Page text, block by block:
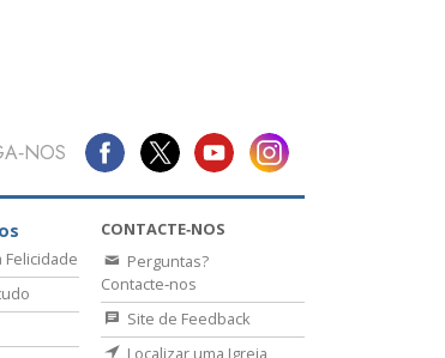
Felicidade
CONTACTE‑NOS
Perguntas?
Contacte‑nos
Site de Feedback
Localizar uma Igreja